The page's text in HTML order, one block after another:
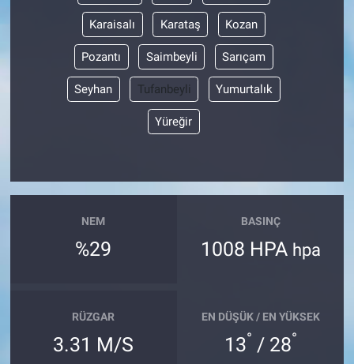
Karaisalı Karataş Kozan
Pozantı Saimbeyli Sarıçam
Seyhan Tufanbeyli Yumurtalık
Yüreğir
NEM
%29
BASINÇ
1008 HPA hpa
RÜZGAR
3.31 M/S
EN DÜŞÜK / EN YÜKSEK
13° / 28°